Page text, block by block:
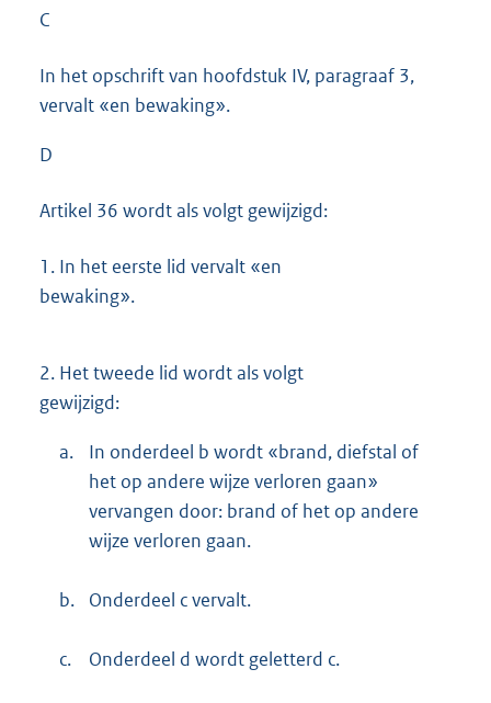
C
In het opschrift van hoofdstuk IV, paragraaf 3,
vervalt «en bewaking».
D
Artikel 36 wordt als volgt gewijzigd:
1. In het eerste lid vervalt «en
bewaking».
2. Het tweede lid wordt als volgt
gewijzigd:
a.
In onderdeel b wordt «brand, diefstal of
het op andere wijze verloren gaan»
vervangen door: brand of het op andere
wijze verloren gaan.
b. Onderdeel c vervalt.
c. Onderdeel d wordt geletterd c.